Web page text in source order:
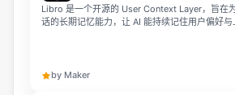
Libro 是一个开源的 User Context Layer，旨在
话的长期记忆能力，让 AI 能持续记住用户偏好与
by Maker